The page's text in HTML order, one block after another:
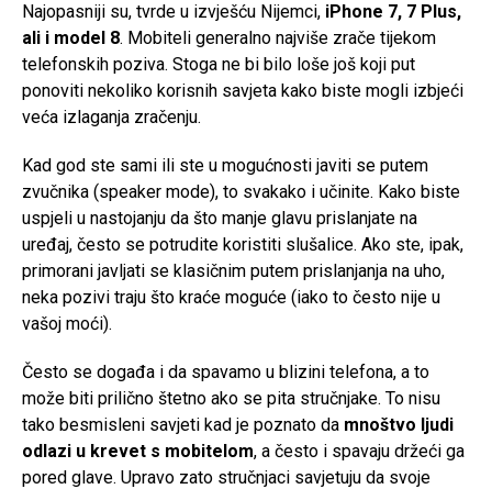
Najopasniji su, tvrde u izvješću Nijemci, iPhone 7, 7 Plus,
ali i model 8. Mobiteli generalno najviše zrače tijekom
telefonskih poziva. Stoga ne bi bilo loše još koji put
ponoviti nekoliko korisnih savjeta kako biste mogli izbjeći
veća izlaganja zračenju.
Kad god ste sami ili ste u mogućnosti javiti se putem
zvučnika (speaker mode), to svakako i učinite. Kako biste
uspjeli u nastojanju da što manje glavu prislanjate na
uređaj, često se potrudite koristiti slušalice. Ako ste, ipak,
primorani javljati se klasičnim putem prislanjanja na uho,
neka pozivi traju što kraće moguće (iako to često nije u
vašoj moći).
Često se događa i da spavamo u blizini telefona, a to
može biti prilično štetno ako se pita stručnjake. To nisu
tako besmisleni savjeti kad je poznato da mnoštvo ljudi
odlazi u krevet s mobitelom, a često i spavaju držeći ga
pored glave. Upravo zato stručnjaci savjetuju da svoje